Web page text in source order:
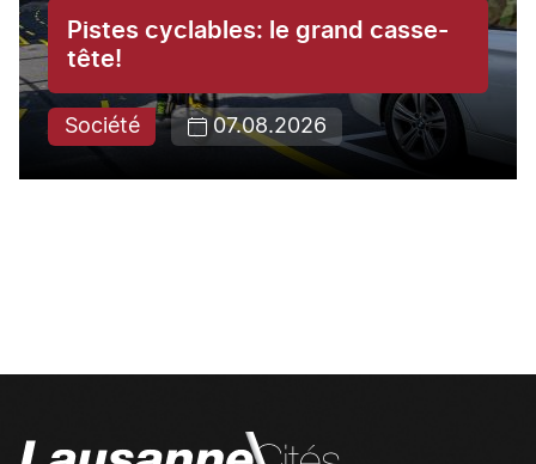
Pistes cyclables: le grand casse-
tête!
Société 07.08.2026